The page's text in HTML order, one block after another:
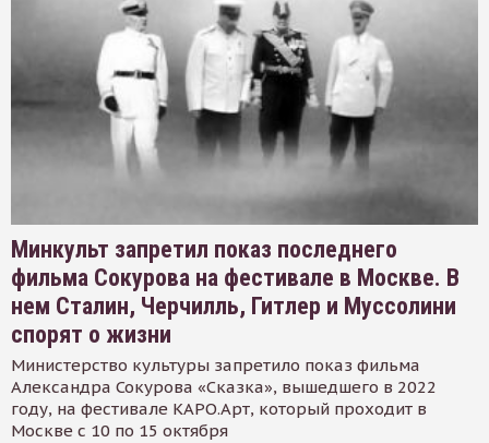
Минкульт запретил показ последнего
фильма Сокурова на фестивале в Москве. В
нем Сталин, Черчилль, Гитлер и Муссолини
спорят о жизни
Министерство культуры запретило показ фильма
Александра Сокурова «Сказка», вышедшего в 2022
году, на фестивале КАРО.Арт, который проходит в
Москве с 10 по 15 октября